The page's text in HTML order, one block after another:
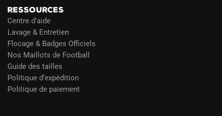
RESSOURCES
Centre d’aide
Lavage & Entretien
Flocage & Badges Officiels
Nos Maillots de Football
Guide des tailles
Politique d’expédition
Politique de paiement